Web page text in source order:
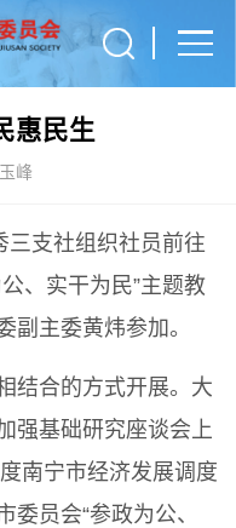
惠民生
峰
三支社组织社员前往
、实干为民”主题教
副主委黄炜参加。
结合的方式开展。大
强基础研究座谈会上
南宁市经济发展调度
员会“参政为公、